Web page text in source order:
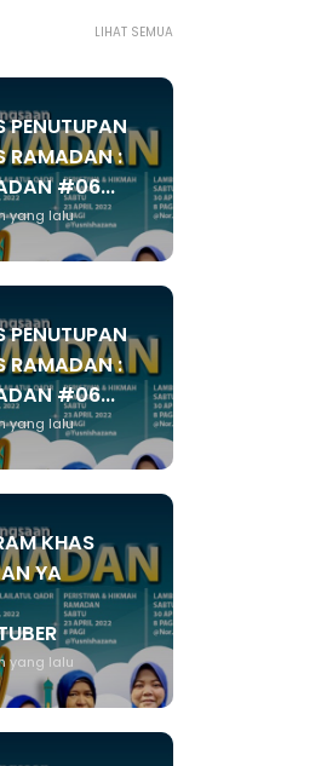
LIHAT SEMUA
RAMADAN :
#06...
yang lalu
RAMADAN :
#06...
yang lalu
KHAS
YA
yang lalu